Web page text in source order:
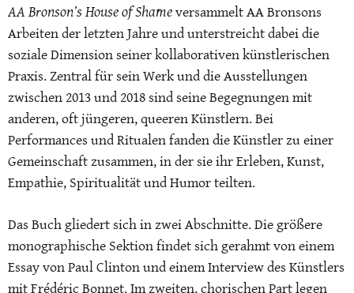
AA Bronson’s House of Shameversammelt AA Bronsons
Arbeiten der letzten Jahre und unterstreicht dabei die
soziale Dimension seiner kollaborativen künstlerischen
Praxis.Zentral für sein Werk und die Ausstellungen
zwischen 2013 und 2018 sind seine Begegnungen mit
anderen, oft jüngeren, queeren Künstlern. Bei
Performances und Ritualen fanden die Künstler zu einer
Gemeinschaft zusammen, in der sie ihr Erleben, Kunst,
Empathie, Spiritualität und Humor teilten.
Das Buch gliedert sich in zwei Abschnitte. Die größere
monographische Sektion findet sich gerahmt von einem
Essay von Paul Clinton und einem Interview des Künstlers
mit Frédéric Bonnet. Im zweiten, chorischen Part legen